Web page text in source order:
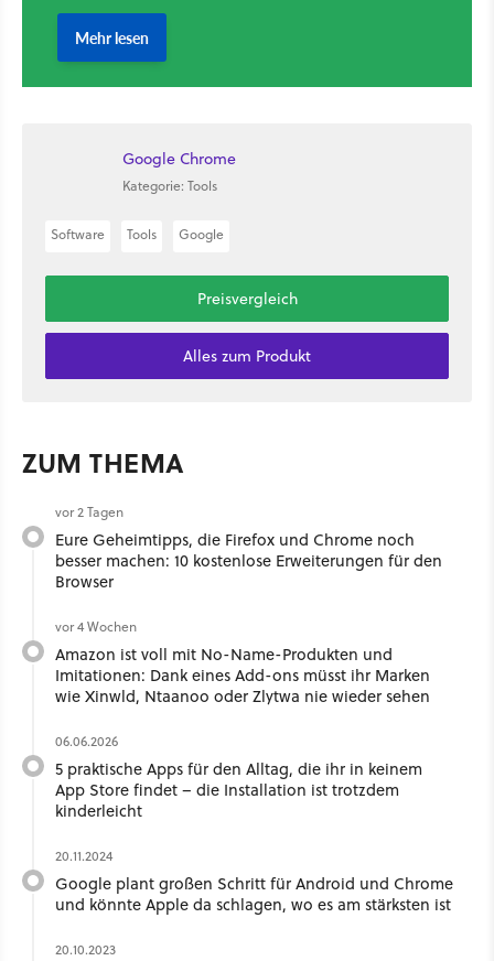
Google Chrome
Kategorie: Tools
Software Tools Google
Preisvergleich
Alles zum Produkt
ZUM THEMA
vor 2 Tagen
Eure Geheimtipps, die Firefox und Chrome noch
besser machen: 10 kostenlose Erweiterungen für den
Browser
vor 4 Wochen
Amazon ist voll mit No-Name-Produkten und
Imitationen: Dank eines Add-ons müsst ihr Marken
wie Xinwld, Ntaanoo oder Zlytwa nie wieder sehen
06.06.2026
5 praktische Apps für den Alltag, die ihr in keinem
App Store findet – die Installation ist trotzdem
kinderleicht
20.11.2024
Google plant großen Schritt für Android und Chrome
und könnte Apple da schlagen, wo es am stärksten ist
20.10.2023